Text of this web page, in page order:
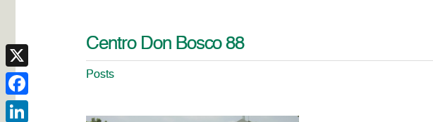
Centro Don Bosco 88
Posts
X
Facebook